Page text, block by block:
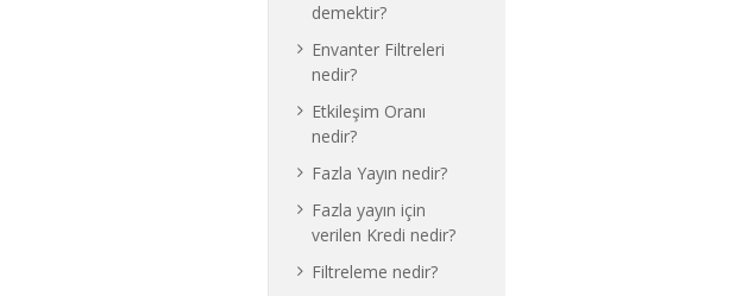
demektir?
Envanter Filtreleri
nedir?
Etkileşim Oranı
nedir?
Fazla Yayın nedir?
Fazla yayın için
verilen Kredi nedir?
Filtreleme nedir?